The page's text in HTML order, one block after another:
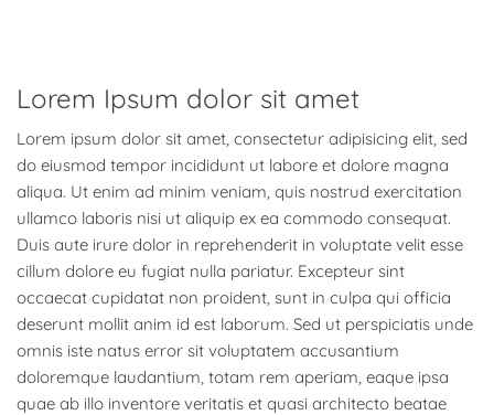
Lorem Ipsum dolor sit amet
Lorem ipsum dolor sit amet, consectetur adipisicing elit, sed
do eiusmod tempor incididunt ut labore et dolore magna
aliqua. Ut enim ad minim veniam, quis nostrud exercitation
ullamco laboris nisi ut aliquip ex ea commodo consequat.
Duis aute irure dolor in reprehenderit in voluptate velit esse
cillum dolore eu fugiat nulla pariatur. Excepteur sint
occaecat cupidatat non proident, sunt in culpa qui officia
deserunt mollit anim id est laborum. Sed ut perspiciatis unde
omnis iste natus error sit voluptatem accusantium
doloremque laudantium, totam rem aperiam, eaque ipsa
quae ab illo inventore veritatis et quasi architecto beatae